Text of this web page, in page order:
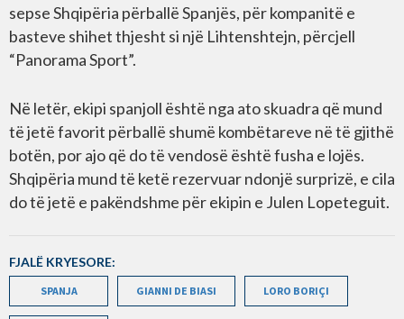
sepse Shqipëria përballë Spanjës, për kompanitë e
basteve shihet thjesht si një Lihtenshtejn, përcjell
“Panorama Sport”.
Në letër, ekipi spanjoll është nga ato skuadra që mund
të jetë favorit përballë shumë kombëtareve në të gjithë
botën, por ajo që do të vendosë është fusha e lojës.
Shqipëria mund të ketë rezervuar ndonjë surprizë, e cila
do të jetë e pakëndshme për ekipin e Julen Lopeteguit.
FJALË KRYESORE:
SPANJA GIANNI DE BIASI LORO BORIÇI